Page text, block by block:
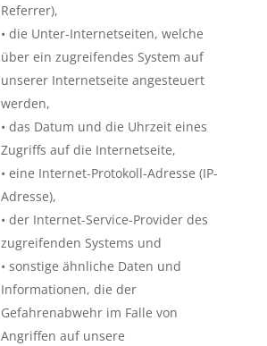
Referrer),
• die Unter-Internetseiten, welche
über ein zugreifendes System auf
unserer Internetseite angesteuert
werden,
• das Datum und die Uhrzeit eines
Zugriffs auf die Internetseite,
• eine Internet-Protokoll-Adresse (IP-
Adresse),
• der Internet-Service-Provider des
zugreifenden Systems und
• sonstige ähnliche Daten und
Informationen, die der
Gefahrenabwehr im Falle von
Angriffen auf unsere